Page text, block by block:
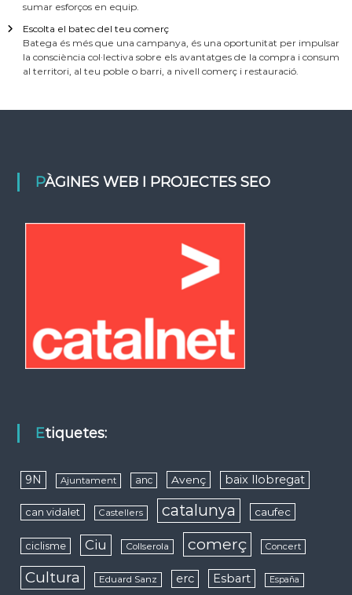
sumar esforços en equip.
Escolta el batec del teu comerç
Batega és més que una campanya, és una oportunitat per impulsar
la consciència col·lectiva sobre els avantatges de la compra i consum
al territori, al teu poble o barri, a nivell comerç i restauració.
PÀGINES WEB I PROJECTES SEO
Etiquetes:
9N Ajuntament anc Avenç baix llobregat
can vidalet Castellers catalunya caufec
ciclisme Ciu Collserola comerç Concert
Cultura Eduard Sanz erc Esbart España